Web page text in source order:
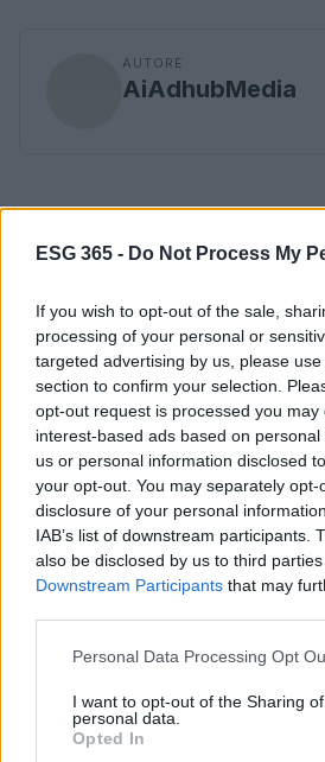
ESG 365 - Do Not Process My
If you wish to opt-out of the sale,
processing of your personal or
targeted advertising by us, please
section to confirm your selection.
opt-out request is processed you may
interest-based ads based on
us or personal information disclosed
your opt-out. You may separately
disclosure of your personal
IAB’s list of downstream participants.
also be disclosed by us to third
Downstream Participants that may
Please note that this website/app
not limited to your visit or usage
grant or deny consent to Google and
use your data for below specified
Personal Data Processing Opt
I want to opt-out of the Sharing
personal data.
Opted In
AUTORE
AiAdhubMedia
Continua a leggere